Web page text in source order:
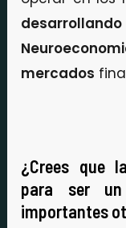
mercados
¿Crees que
para ser
importantes